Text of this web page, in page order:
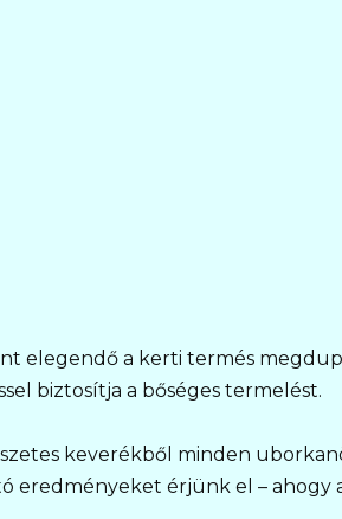
elegendő a kerti termés
biztosítja a bőséges termelést.
keverékből minden
eredményeket érjünk el – ahogy